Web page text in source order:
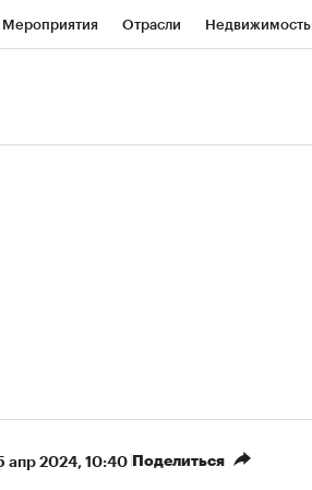
Мероприятия Отрасли Недвижимость
апр 2024, 10:40 Поделиться